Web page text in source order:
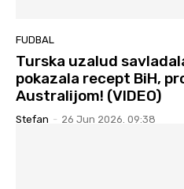
FUDBAL
Turska uzalud
pokazala recept BiH,
Australijom! (VIDEO)
Stefan - 26 Jun 2026. 09:38